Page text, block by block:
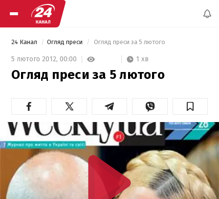
24 Канал Огляд преси Огляд преси за 5 лютого
5 лютого 2012, 00:00 1 хв
Огляд преси за 5 лютого